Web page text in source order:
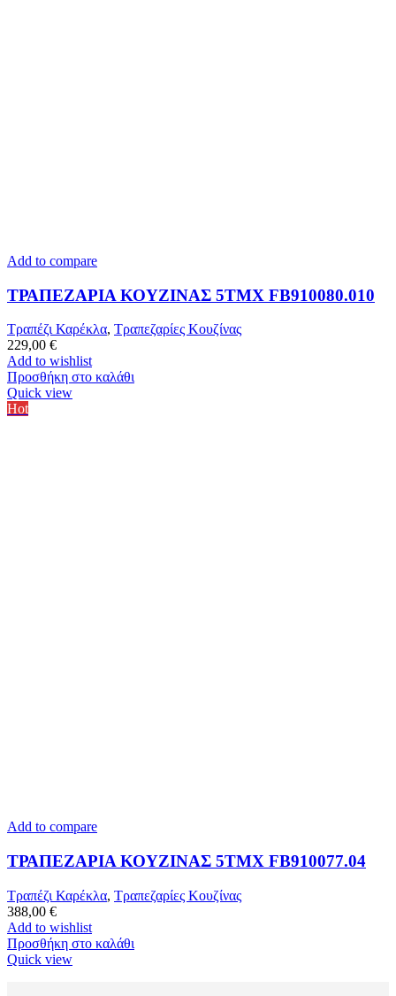
Add to compare
ΤΡΑΠΕΖΑΡΙΑ ΚΟΥΖΙΝΑΣ 5ΤΜΧ FB910080.010
Τραπέζι Καρέκλα, Τραπεζαρίες Κουζίνας
229,00 €
Add to wishlist
Προσθήκη στο καλάθι
Quick view
Hot
Add to compare
ΤΡΑΠΕΖΑΡΙΑ ΚΟΥΖΙΝΑΣ 5ΤΜΧ FB910077.04
Τραπέζι Καρέκλα, Τραπεζαρίες Κουζίνας
388,00 €
Add to wishlist
Προσθήκη στο καλάθι
Quick view